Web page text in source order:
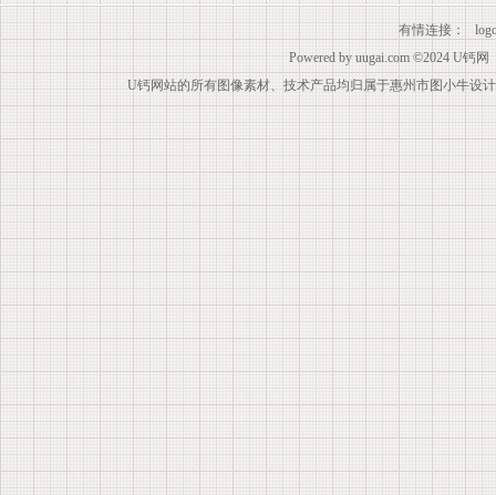
有情连接：
Powered by uugai.com ©2024 U钙网
U钙网站的所有图像素材、技术产品均归属于惠州市图小牛设